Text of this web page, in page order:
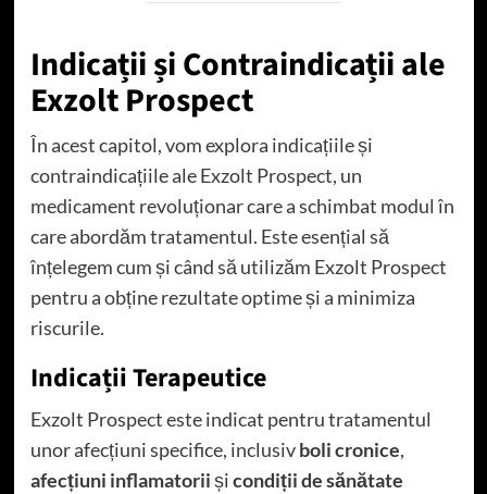
Indicații și Contraindicații ale
Exzolt Prospect
În acest capitol, vom explora indicațiile și
contraindicațiile ale Exzolt Prospect, un
medicament revoluționar care a schimbat modul în
care abordăm tratamentul. Este esențial să
înțelegem cum și când să utilizăm Exzolt Prospect
pentru a obține rezultate optime și a minimiza
riscurile.
Indicații Terapeutice
Exzolt Prospect este indicat pentru tratamentul
unor afecțiuni specifice, inclusivboli cronice,
afecțiuni inflamatoriișicondiții de sănătate